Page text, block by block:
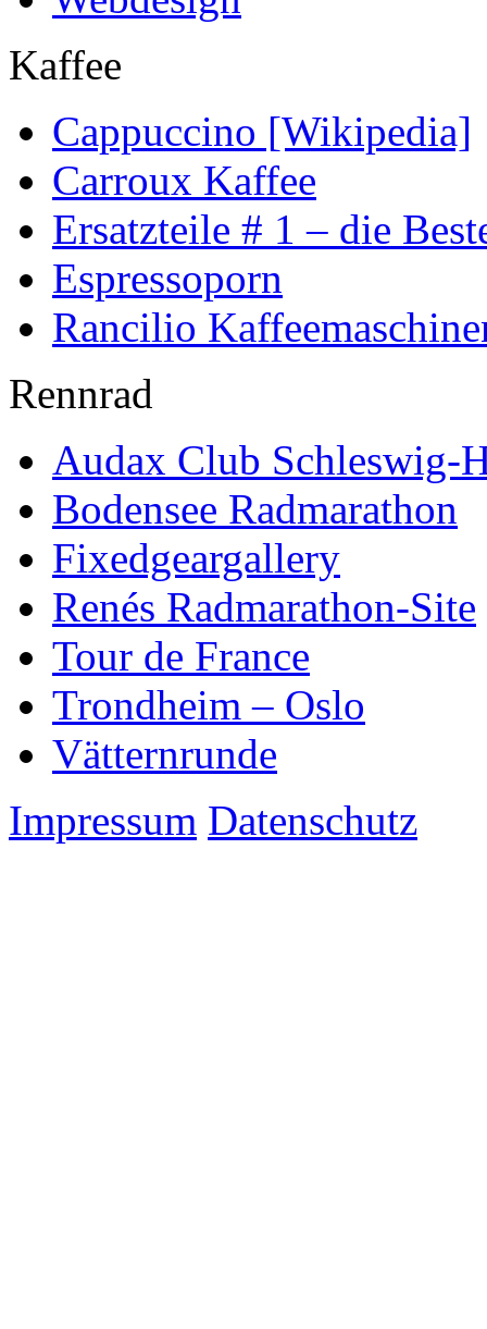
Kaffee
Cappuccino [Wikipedia]
Carroux Kaffee
Ersatzteile # 1 – die
Espressoporn
Rancilio
Rennrad
Audax Club Schleswig-
Bodensee Radmarathon
Fixedgeargallery
Renés Radmarathon-Site
Tour de France
Trondheim – Oslo
Vätternrunde
Impressum Datenschutz